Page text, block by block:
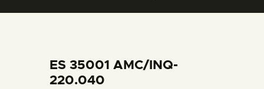
COLECCIONES
ES 35001 AMC/INQ-
220.040